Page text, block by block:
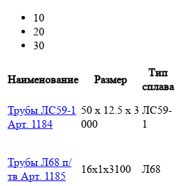
10
20
30
Наименование Размер
Тип
сплава
Трубы ЛС59-1
Арт. 1184
50 x 12.5 x 3
000
ЛС59-
1
Трубы Л68 п/
тв Арт. 1185
16х1х3100 Л68